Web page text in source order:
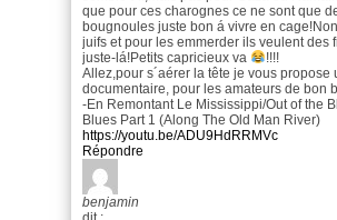
que pour ces charognes ce ne sont que
bougnoules juste bon á vivre en
juifs et pour les emmerder ils veulent des
juste-lá!Petits capricieux va
!!!!
Allez,pour s´aérer la tête je vous propose
documentaire, pour les amateurs de bon
-En Remontant Le Mississippi/Out of the
Blues Part 1 (Along The Old Man River)
https://youtu.be/ADU9HdRRMVc
Répondre
benjamin